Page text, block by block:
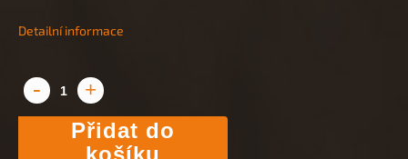
Přidat do
košíku
Detailní informace